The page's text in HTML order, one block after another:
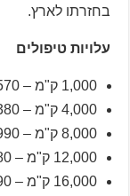
בחזרתו לארץ.
עלויות טיפולים
1,000 ק"מ – 570 ש"ח
4,000 ק"מ – 380 ש"ח
8,000 ק"מ – 990 ש"ח
12,000 ק"מ – 380 ש"ח
16,000 ק"מ – 990 ש"ח